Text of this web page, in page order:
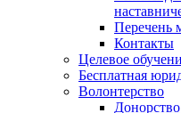
Перечень
Контакты
Целевое
Бесплатная
Волонтерство
Донорство